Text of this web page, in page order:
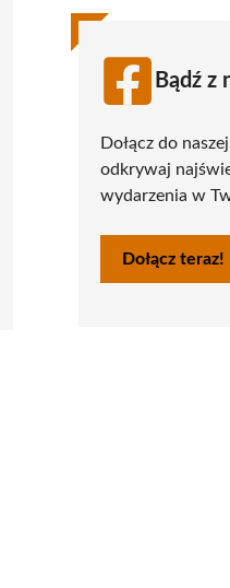
Bądź z
Dołącz do
odkrywaj
wydarzenia w
Dołącz teraz!